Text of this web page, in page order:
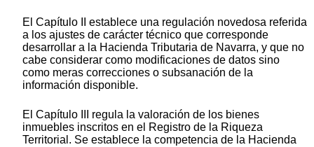
El Capítulo II establece una regulación novedosa referida
a los ajustes de carácter técnico que corresponde
desarrollar a la Hacienda Tributaria de Navarra, y que no
cabe considerar como modificaciones de datos sino
como meras correcciones o subsanación de la
información disponible.
El Capítulo III regula la valoración de los bienes
inmuebles inscritos en el Registro de la Riqueza
Territorial. Se establece la competencia de la Hacienda